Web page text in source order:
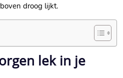
droog lijkt.​
lek in je